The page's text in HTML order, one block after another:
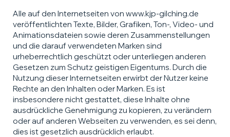
Alle auf den Internetseiten vonwww.kjp-gilching.de
veröffentlichten Texte, Bilder, Grafiken, Ton-, Video- und
Animationsdateien sowie deren Zusammenstellungen
und die darauf verwendeten Marken sind
urheberrechtlich geschützt oder unterliegen anderen
Gesetzen zum Schutz geistigen Eigentums. Durch die
Nutzung dieser Internetseiten erwirbt der Nutzer keine
Rechte an den Inhalten oder Marken. Es ist
insbesondere nicht gestattet, diese Inhalte ohne
ausdrückliche Genehmigung zu kopieren, zu verändern
oder auf anderen Webseiten zu verwenden, es sei denn,
dies ist gesetzlich ausdrücklich erlaubt.